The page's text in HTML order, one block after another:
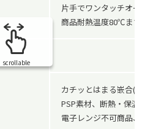
片手でワンタッチオープ
商品耐熱温度80℃までの
カチッとはまる嵌合(か
PSP素材、断熱・保温性
電子レンジ不可商品、
scrollable